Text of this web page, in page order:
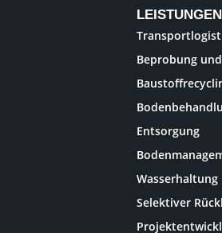
LEISTUNGEN
Beprobung
Entsorgung
Selektiver